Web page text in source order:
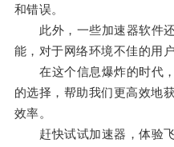
和错误。
此外，一些加速器软件还
能，对于网络环境不佳的用
在这个信息爆炸的时代，
的选择，帮助我们更高效地
效率。
赶快试试加速器，体验飞